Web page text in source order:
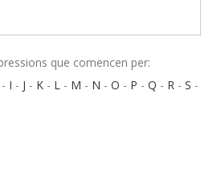
que comencen per:
- I - J - K - L - M - N - O - P - Q - R - S -